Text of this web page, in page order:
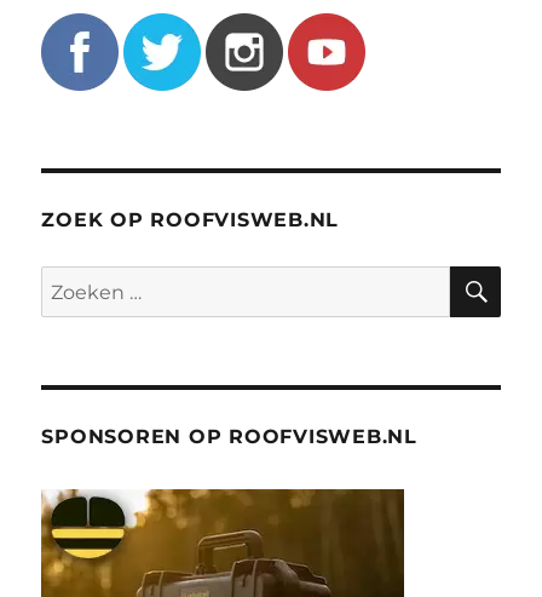
ZOEK OP ROOFVISWEB.NL
Zoeken
naar:
SPONSOREN OP ROOFVISWEB.NL